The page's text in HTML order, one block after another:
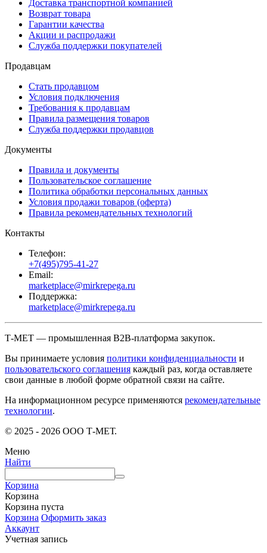
Доставка транспортной компанией
Возврат товара
Гарантии качества
Акции и распродажи
Служба поддержки покупателей
Продавцам
Стать продавцом
Условия подключения
Требования к продавцам
Правила размещения товаров
Служба поддержки продавцов
Документы
Правила и документы
Пользовательское соглашение
Политика обработки персональных данных
Условия продажи товаров (оферта)
Правила рекомендательных технологий
Контакты
Телефон:
+7(495)795-41-27
Email:
marketplace@mirkrepega.ru
Поддержка:
marketplace@mirkrepega.ru
Т-МЕТ — промышленная B2B-платформа закупок.
Вы принимаете условия политики конфиденциальности и
пользовательского соглашения каждый раз, когда оставляете
свои данные в любой форме обратной связи на сайте.
На информационном ресурсе применяются рекомендательные
технологии.
© 2025 - 2026 ООО Т-МЕТ.
Меню
Найти
Корзина
Корзина
Корзина пуста
Корзина Оформить заказ
Аккаунт
Учетная запись